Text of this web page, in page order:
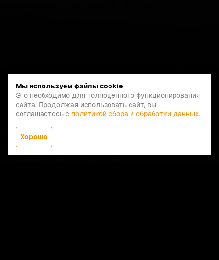
Мы используем файлы cookie
Это необходимо для полноценного функционирования
сайта. Продолжая использовать сайт, вы
соглашаетесь с политикой сбора и обработки данных.
Хорошо